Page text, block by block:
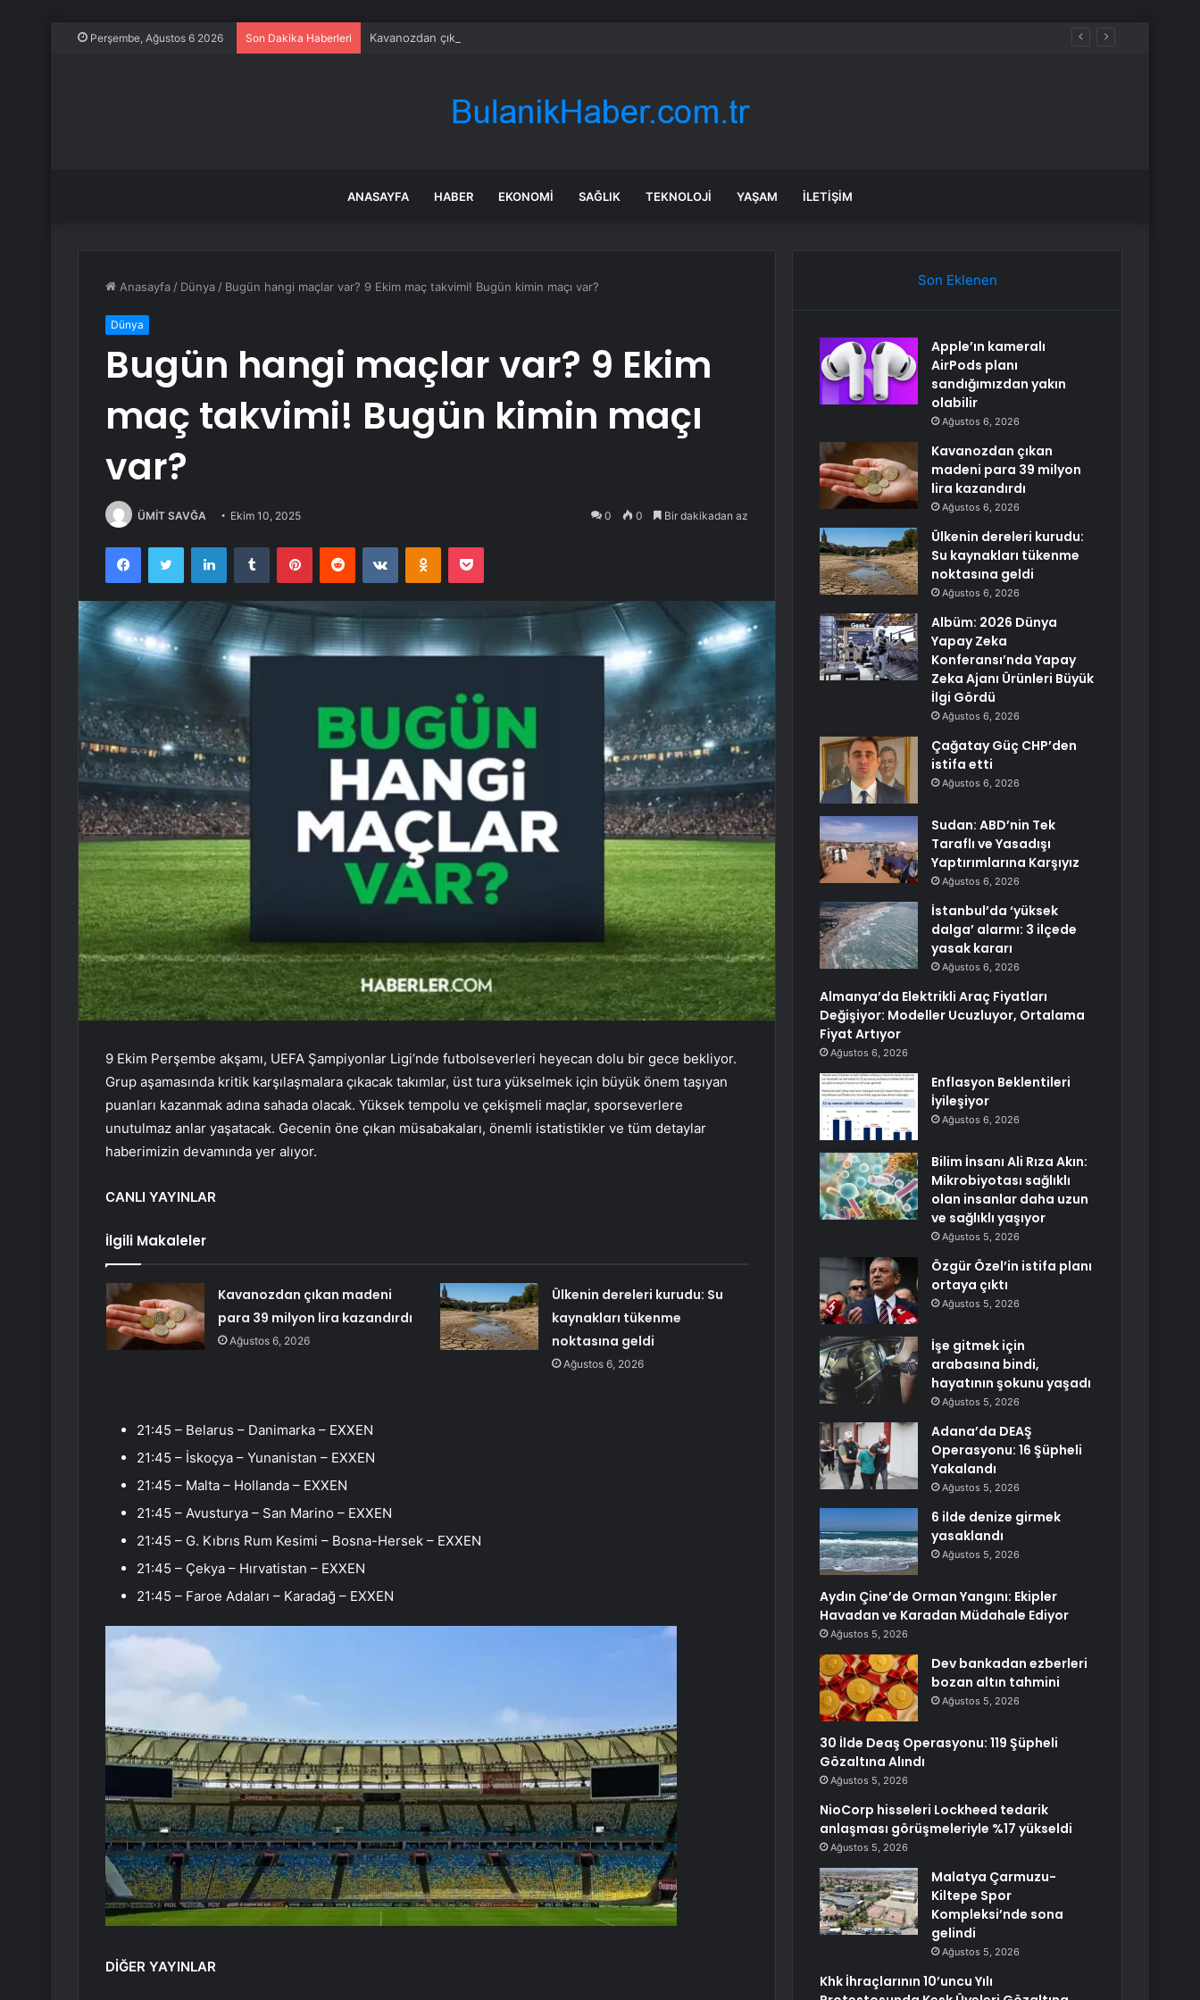
Perşembe, Ağustos 6 2026 Son Dakika Haberleri Kavanozdan çıkan madeni para 39 milyon lira kazandırdı
ANASAYFA HABER EKONOMI SAĞLIK TEKNOLOJI YAŞAM İLETIŞIM
Anasayfa / Dünya / Bugün hangi maçlar var? 9 Ekim maç takvimi! Bugün kimin maçı var?
Dünya
Bugün hangi maçlar var? 9 Ekim
maç takvimi! Bugün kimin maçı
var?
ÜMİT SAVĞA Ekim 10, 2025 0 0 Bir dakikadan az
FacebookTwitter LinkedInTumblr PinterestReddit VKontakteOdnoklassniki
Pocket
9 Ekim Perşembe akşamı, UEFA Şampiyonlar Ligi’nde futbolseverleri heyecan dolu bir gece bekliyor.
Grup aşamasında kritik karşılaşmalara çıkacak takımlar, üst tura yükselmek için büyük önem taşıyan
puanları kazanmak adına sahada olacak. Yüksek tempolu ve çekişmeli maçlar, sporseverlere
unutulmaz anlar yaşatacak. Gecenin öne çıkan müsabakaları, önemli istatistikler ve tüm detaylar
haberimizin devamında yer alıyor.
CANLI YAYINLAR
İlgili Makaleler
Kavanozdan çıkan madeni
para 39 milyon lira kazandırdı
Ağustos 6, 2026
Ülkenin dereleri kurudu: Su
kaynakları tükenme
noktasına geldi
Ağustos 6, 2026
21:45 – Belarus – Danimarka – EXXEN
21:45 – İskoçya – Yunanistan – EXXEN
21:45 – Malta – Hollanda – EXXEN
21:45 – Avusturya – San Marino – EXXEN
21:45 – G. Kıbrıs Rum Kesimi – Bosna-Hersek – EXXEN
21:45 – Çekya – Hırvatistan – EXXEN
21:45 – Faroe Adaları – Karadağ – EXXEN
DİĞER YAYINLAR
Son Eklenen
Apple’ın kameralı
AirPods planı
sandığımızdan yakın
olabilir
Ağustos 6, 2026
Kavanozdan çıkan
madeni para 39 milyon
lira kazandırdı
Ağustos 6, 2026
Ülkenin dereleri kurudu:
Su kaynakları tükenme
noktasına geldi
Ağustos 6, 2026
Albüm: 2026 Dünya
Yapay Zeka
Konferansı’nda Yapay
Zeka Ajanı Ürünleri Büyük
İlgi Gördü
Ağustos 6, 2026
Çağatay Güç CHP’den
istifa etti
Ağustos 6, 2026
Sudan: ABD’nin Tek
Taraflı ve Yasadışı
Yaptırımlarına Karşıyız
Ağustos 6, 2026
İstanbul’da ‘yüksek
dalga’ alarmı: 3 ilçede
yasak kararı
Ağustos 6, 2026
Almanya’da Elektrikli Araç Fiyatları
Değişiyor: Modeller Ucuzluyor, Ortalama
Fiyat Artıyor
Ağustos 6, 2026
Enflasyon Beklentileri
İyileşiyor
Ağustos 6, 2026
Bilim İnsanı Ali Rıza Akın:
Mikrobiyotası sağlıklı
olan insanlar daha uzun
ve sağlıklı yaşıyor
Ağustos 5, 2026
Özgür Özel’in istifa planı
ortaya çıktı
Ağustos 5, 2026
İşe gitmek için
arabasına bindi,
hayatının şokunu yaşadı
Ağustos 5, 2026
Adana’da DEAŞ
Operasyonu: 16 Şüpheli
Yakalandı
Ağustos 5, 2026
6 ilde denize girmek
yasaklandı
Ağustos 5, 2026
Aydın Çine’de Orman Yangını: Ekipler
Havadan ve Karadan Müdahale Ediyor
Ağustos 5, 2026
Dev bankadan ezberleri
bozan altın tahmini
Ağustos 5, 2026
30 İlde Deaş Operasyonu: 119 Şüpheli
Gözaltına Alındı
Ağustos 5, 2026
NioCorp hisseleri Lockheed tedarik
anlaşması görüşmeleriyle %17 yükseldi
Ağustos 5, 2026
Malatya Çarmuzu-
Kiltepe Spor
Kompleksi’nde sona
gelindi
Ağustos 5, 2026
Khk İhraçlarının 10’uncu Yılı